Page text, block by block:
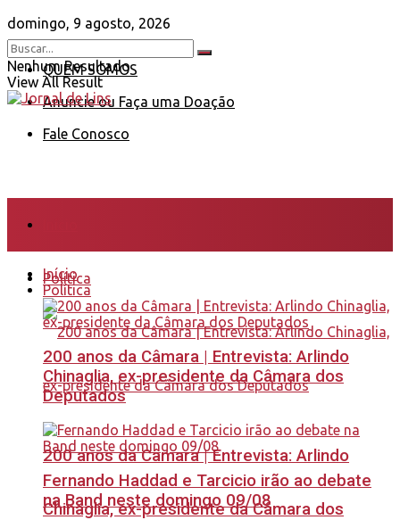
domingo, 9 agosto, 2026
QUEM SOMOS
Anuncie ou Faça uma Doação
Fale Conosco
Nenhum Resultado
View All Result
Política
200 anos da Câmara | Entrevista: Arlindo
Chinaglia, ex-presidente da Câmara dos
Início
Política
200 anos da Câmara | Entrevista: Arlindo
Chinaglia, ex-presidente da Câmara dos
Deputados
Fernando Haddad e Tarcicio irão ao debate
na Band neste domingo 09/08